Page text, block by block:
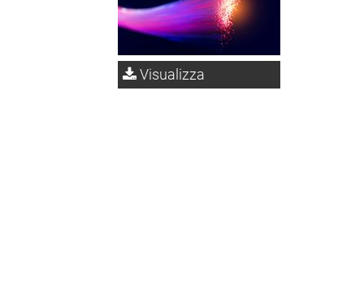
Visualizza